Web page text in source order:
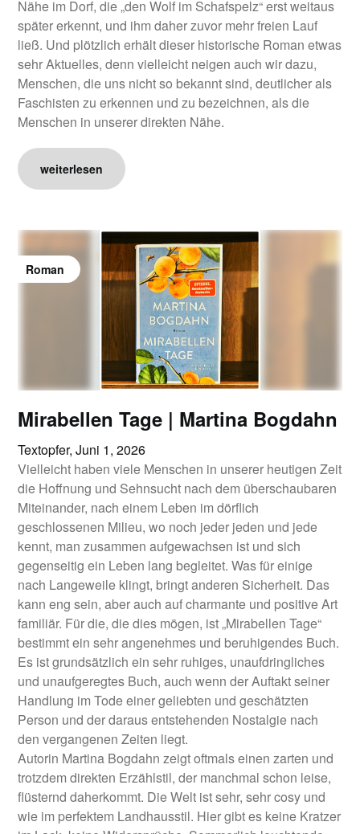
Nähe im Dorf, die „den Wolf im Schafspelz“ erst weitaus
später erkennt, und ihm daher zuvor mehr freien Lauf
ließ. Und plötzlich erhält dieser historische Roman etwas
sehr Aktuelles, denn vielleicht neigen auch wir dazu,
Menschen, die uns nicht so bekannt sind, deutlicher als
Faschisten zu erkennen und zu bezeichnen, als die
Menschen in unserer direkten Nähe.
weiterlesen
Roman
Mirabellen Tage | Martina Bogdahn
Textopfer,Juni 1, 2026
Vielleicht haben viele Menschen in unserer heutigen Zeit
die Hoffnung und Sehnsucht nach dem überschaubaren
Miteinander, nach einem Leben im dörflich
geschlossenen Milieu, wo noch jeder jeden und jede
kennt, man zusammen aufgewachsen ist und sich
gegenseitig ein Leben lang begleitet. Was für einige
nach Langeweile klingt, bringt anderen Sicherheit. Das
kann eng sein, aber auch auf charmante und positive Art
familiär. Für die, die dies mögen, ist „Mirabellen Tage“
bestimmt ein sehr angenehmes und beruhigendes Buch.
Es ist grundsätzlich ein sehr ruhiges, unaufdringliches
und unaufgeregtes Buch, auch wenn der Auftakt seiner
Handlung im Tode einer geliebten und geschätzten
Person und der daraus entstehenden Nostalgie nach
den vergangenen Zeiten liegt.
Autorin Martina Bogdahn zeigt oftmals einen zarten und
trotzdem direkten Erzählstil, der manchmal schon leise,
flüsternd daherkommt. Die Welt ist sehr, sehr cosy und
wie im perfektem Landhausstil. Hier gibt es keine Kratzer